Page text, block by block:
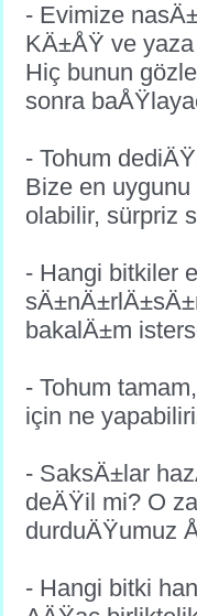
- Evimize
KÄ±ÅŸ ve
Hiç bunun
sonra
- Tohum
Bize en
olabilir, sürpriz
- Hangi bitkiler
bakalÄ±m
- Tohum
için ne
- SaksÄ±lar
deÄŸil mi? O
durduÄŸumuz
- Hangi bitki